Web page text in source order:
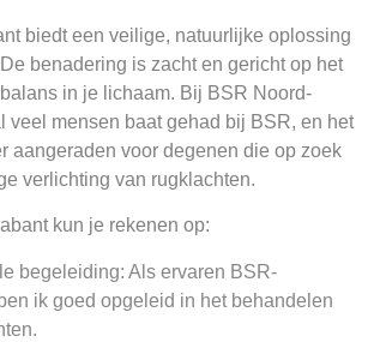
biedt een veilige, natuurlijke oplossing
benadering is zacht en gericht op het
in je lichaam. Bij BSR Noord-
veel mensen baat gehad bij BSR, en het
aangeraden voor degenen die op zoek
verlichting van rugklachten.
kun je rekenen op:
begeleiding: Als ervaren BSR-
ik goed opgeleid in het behandelen